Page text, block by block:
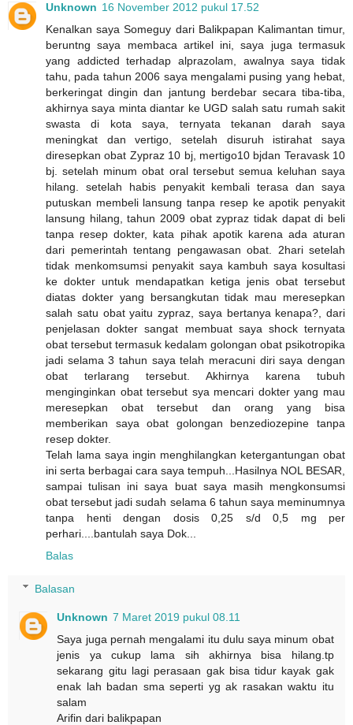
Unknown 16 November 2012 pukul 17.52
Kenalkan saya Someguy dari Balikpapan Kalimantan timur,
beruntng saya membaca artikel ini, saya juga termasuk
yang addicted terhadap alprazolam, awalnya saya tidak
tahu, pada tahun 2006 saya mengalami pusing yang hebat,
berkeringat dingin dan jantung berdebar secara tiba-tiba,
akhirnya saya minta diantar ke UGD salah satu rumah sakit
swasta di kota saya, ternyata tekanan darah saya
meningkat dan vertigo, setelah disuruh istirahat saya
diresepkan obat Zypraz 10 bj, mertigo10 bjdan Teravask 10
bj. setelah minum obat oral tersebut semua keluhan saya
hilang. setelah habis penyakit kembali terasa dan saya
putuskan membeli lansung tanpa resep ke apotik penyakit
lansung hilang, tahun 2009 obat zypraz tidak dapat di beli
tanpa resep dokter, kata pihak apotik karena ada aturan
dari pemerintah tentang pengawasan obat. 2hari setelah
tidak menkomsumsi penyakit saya kambuh saya kosultasi
ke dokter untuk mendapatkan ketiga jenis obat tersebut
diatas dokter yang bersangkutan tidak mau meresepkan
salah satu obat yaitu zypraz, saya bertanya kenapa?, dari
penjelasan dokter sangat membuat saya shock ternyata
obat tersebut termasuk kedalam golongan obat psikotropika
jadi selama 3 tahun saya telah meracuni diri saya dengan
obat terlarang tersebut. Akhirnya karena tubuh
menginginkan obat tersebut sya mencari dokter yang mau
meresepkan obat tersebut dan orang yang bisa
memberikan saya obat golongan benzediozepine tanpa
resep dokter.
Telah lama saya ingin menghilangkan ketergantungan obat
ini serta berbagai cara saya tempuh...Hasilnya NOL BESAR,
sampai tulisan ini saya buat saya masih mengkonsumsi
obat tersebut jadi sudah selama 6 tahun saya meminumnya
tanpa henti dengan dosis 0,25 s/d 0,5 mg per
perhari....bantulah saya Dok...
Balas
Balasan
Unknown 7 Maret 2019 pukul 08.11
Saya juga pernah mengalami itu dulu saya minum obat
jenis ya cukup lama sih akhirnya bisa hilang.tp
sekarang gitu lagi perasaan gak bisa tidur kayak gak
enak lah badan sma seperti yg ak rasakan waktu itu
salam
Arifin dari balikpapan